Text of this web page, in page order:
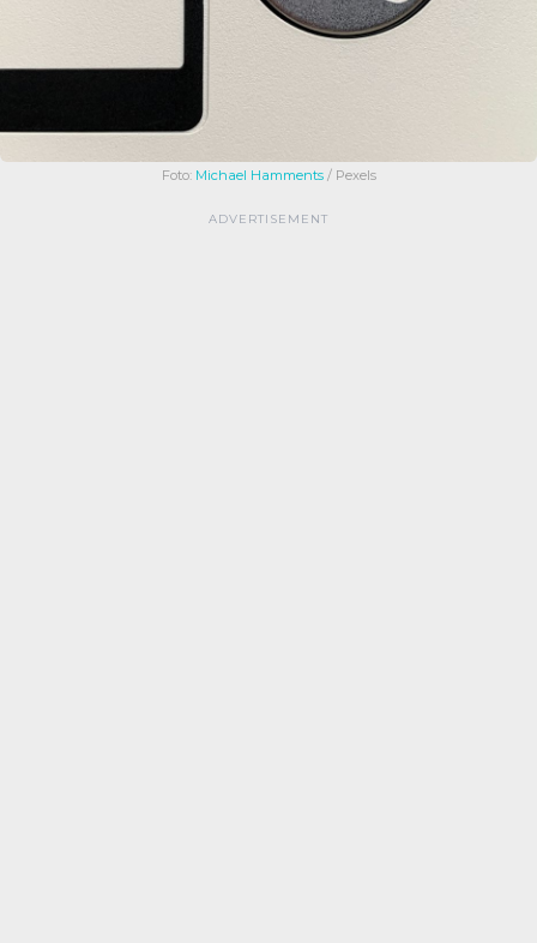
Foto: Michael Hamments/ Pexels